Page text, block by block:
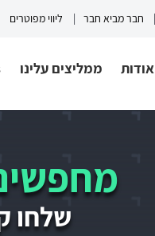
חבר מביא חבר ליווי מפוטרים
אודות ממליצים עלינו
שלחו